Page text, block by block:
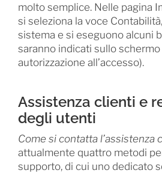
molto semplice. Nelle pagina
si seleziona la voce
sistema e si eseguono alcuni
saranno indicati sullo schermo
autorizzazione all’accesso).
Assistenza clienti e
degli utenti
Come si contatta l’assistenza
attualmente quattro metodi
supporto, di cui uno dedicato